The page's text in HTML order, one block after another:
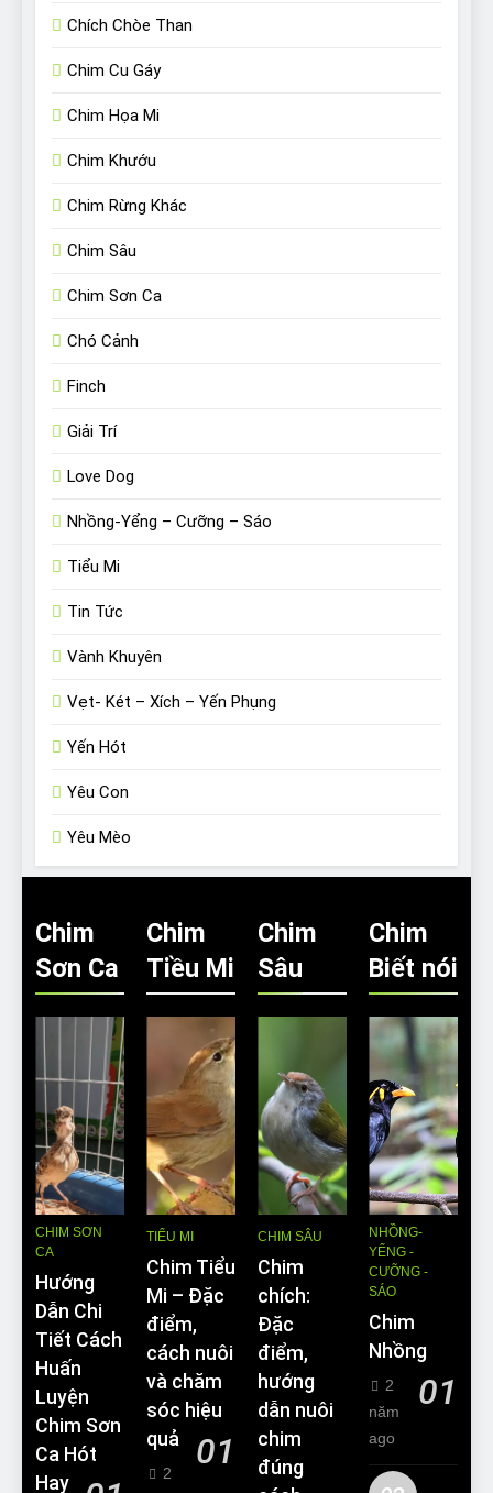
Chích Chòe Than
Chim Cu Gáy
Chim Họa Mi
Chim Khướu
Chim Rừng Khác
Chim Sâu
Chim Sơn Ca
Chó Cảnh
Finch
Giải Trí
Love Dog
Nhồng-Yểng – Cưỡng – Sáo
Tiểu Mi
Tin Tức
Vành Khuyên
Vẹt- Két – Xích – Yến Phụng
Yến Hót
Yêu Con
Yêu Mèo
Chim
Sơn Ca
CHIM SƠN
CA
Hướng
Dẫn Chi
Tiết Cách
Huấn
Luyện
Chim Sơn
Ca Hót
Hay
Chim
Tiều Mi
TIỂU MI
Chim Tiểu
Mi – Đặc
điểm,
cách nuôi
và chăm
sóc hiệu
quả
01
2
Chim
Sâu
CHIM SÂU
Chim
chích:
Đặc
điểm,
hướng
dẫn nuôi
chim
đúng
Chim
Biết nói
NHỒNG-
YỂNG -
CƯỠNG -
SÁO
Chim
Nhồng
01
2
năm
ago